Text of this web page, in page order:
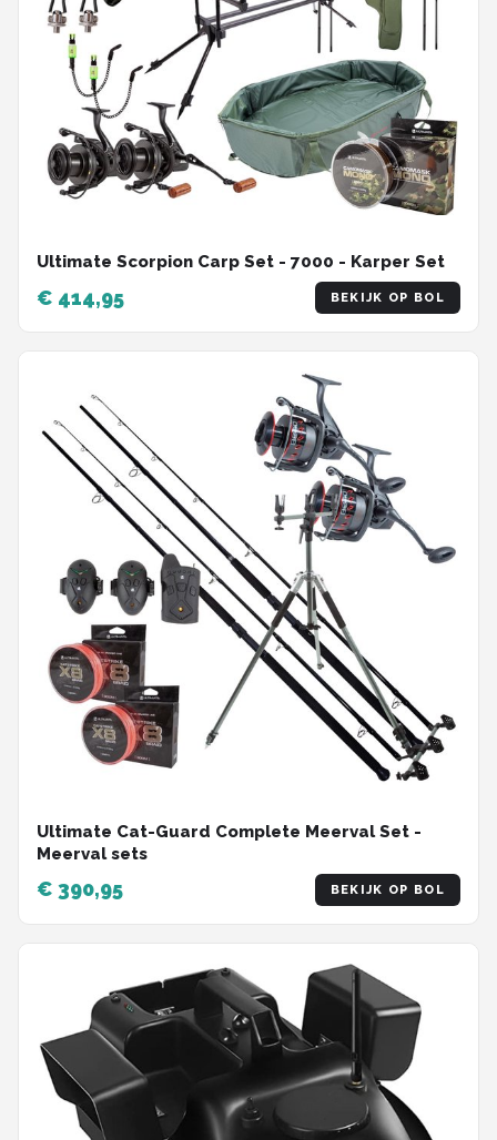
Ultimate Scorpion Carp Set - 7000 - Karper Set
€ 414,95 BEKIJK OP BOL
Ultimate Cat-Guard Complete Meerval Set -
Meerval sets
€ 390,95 BEKIJK OP BOL